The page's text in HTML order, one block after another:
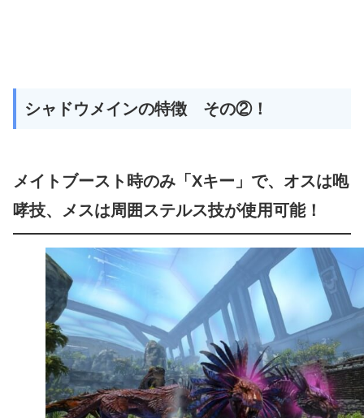
シャドウメインの特徴 その②！
メイトブースト時のみ「Xキー」で、オスは咆
哮技、メスは周囲ステルス技が使用可能！